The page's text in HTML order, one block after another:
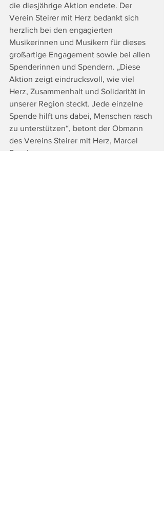
die diesjährige Aktion endete. Der
Verein Steirer mit Herz bedankt sich
herzlich bei den engagierten
Musikerinnen und Musikern für dieses
großartige Engagement sowie bei allen
Spenderinnen und Spendern. „Diese
Aktion zeigt eindrucksvoll, wie viel
Herz, Zusammenhalt und Solidarität in
unserer Region steckt. Jede einzelne
Spende hilft uns dabei, Menschen rasch
zu unterstützen“, betont der Obmann
des Vereins Steirer mit Herz, Marcel
Resch.